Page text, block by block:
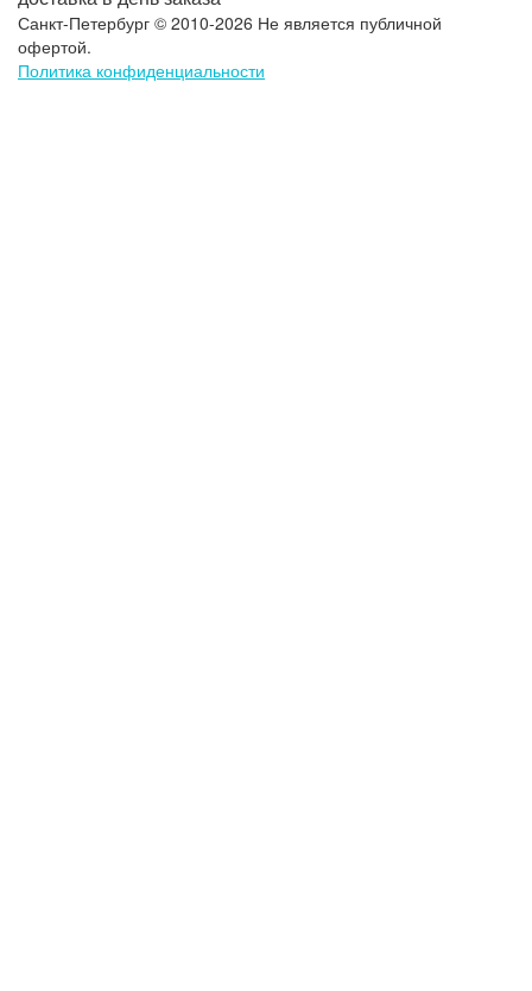
Санкт-Петербург © 2010-2026 Не является публичной
офертой.
Политика конфиденциальности